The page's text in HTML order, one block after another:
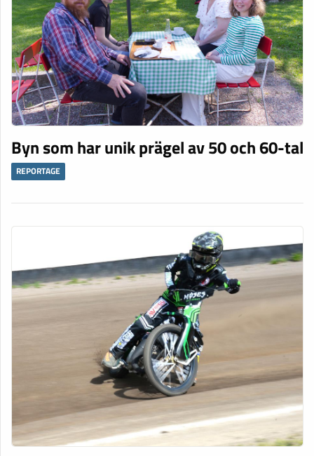
Byn som har unik prägel av 50 och 60-tal
REPORTAGE